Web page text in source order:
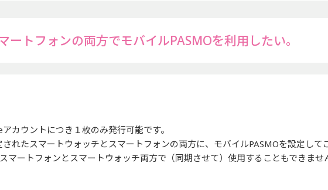
ートフォンの両方でモバイルPASMOを利用したい。
カウントにつき１枚のみ発行可能です。
れたスマートウォッチとスマートフォンの両方に、モバイルPASMOを設定して
マートフォンとスマートウォッチ両方で（同期させて）使用することもできませ